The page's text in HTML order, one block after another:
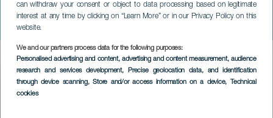
can withdraw your consent or object to data processing based on legitimate
interest at any time by clicking on “Learn More” or in our Privacy Policy on this
website.
We and our partners process data for the following purposes:
Personalised advertising and content, advertising and content measurement, audience
research and services development, Precise geolocation data, and identification
through device scanning, Store and/or access information on a device, Technical
cookies
Fiestas de Roque Negro
TENERIFE
Imagen
Listado